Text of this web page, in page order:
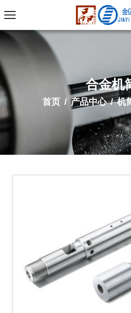
合金机
首页 / 产品中心/机